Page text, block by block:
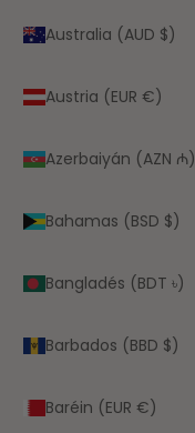
Australia (AUD $)
Austria (EUR €)
Azerbaiyán (AZN ₼)
Bahamas (BSD $)
Bangladés (BDT ৳)
Barbados (BBD $)
Baréin (EUR €)